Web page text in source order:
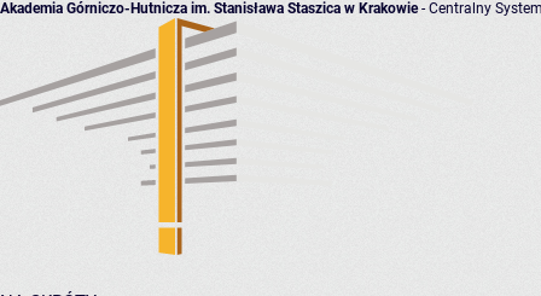
Akademia Górniczo-Hutnicza im. Stanisława Staszica w Krakowie- Centralny